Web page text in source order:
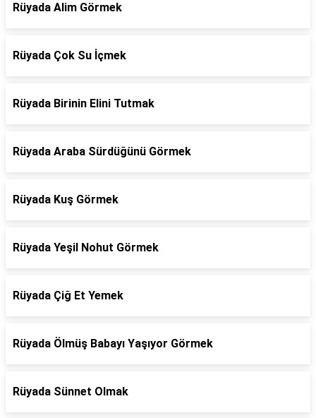
Rüyada Alim Görmek
Rüyada Çok Su İçmek
Rüyada Birinin Elini Tutmak
Rüyada Araba Sürdüğünü Görmek
Rüyada Kuş Görmek
Rüyada Yeşil Nohut Görmek
Rüyada Çiğ Et Yemek
Rüyada Ölmüş Babayı Yaşıyor Görmek
Rüyada Sünnet Olmak